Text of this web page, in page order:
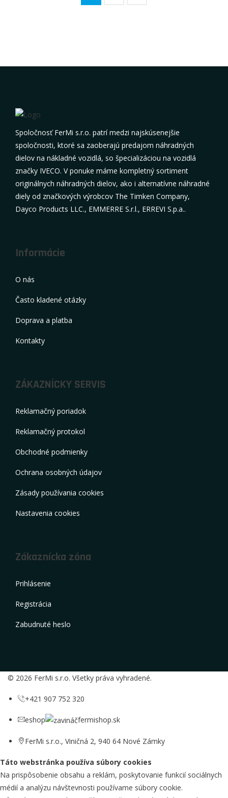
Spoločnosť FerMi s.r.o. patrí medzi najskúsenejšie
spoločnosti, ktoré sa zaoberajú predajom náhradných
dielov na nákladné vozidlá, so špecializáciou na vozidlá
značky IVECO. V ponuke máme kompletný sortiment
originálnych náhradných dielov, ako i alternatívne náhradné
diely od značkových výrobcov The Timken Company,
Dayco Products LLC., EMMERRE S.r.l., ERREVI S.p.a..
Informácie
O nás
Často kladené otázky
Doprava a platba
Kontakty
ZÁKAZNÍCKY SERVIS
Reklamačný poriadok
Reklamačný protokol
Obchodné podmienky
Ochrana osobných údajov
Zásady používania cookies
Nastavenia cookies
Zákaznícka zóna
Prihlásenie
Registrácia
Zabudnuté heslo
© 2026 FerMi s.r.o. Všetky práva vyhradené.
+421 907 752 320
eshop fermishop.sk
FerMi s.r.o., Viničná 2, 940 64 Nové Zámky
Táto webstránka používa súbory cookies
Na prispôsobenie obsahu a reklám, poskytovanie funkcií sociálnych
médií a analýzu návštevnosti používame súbory cookie.